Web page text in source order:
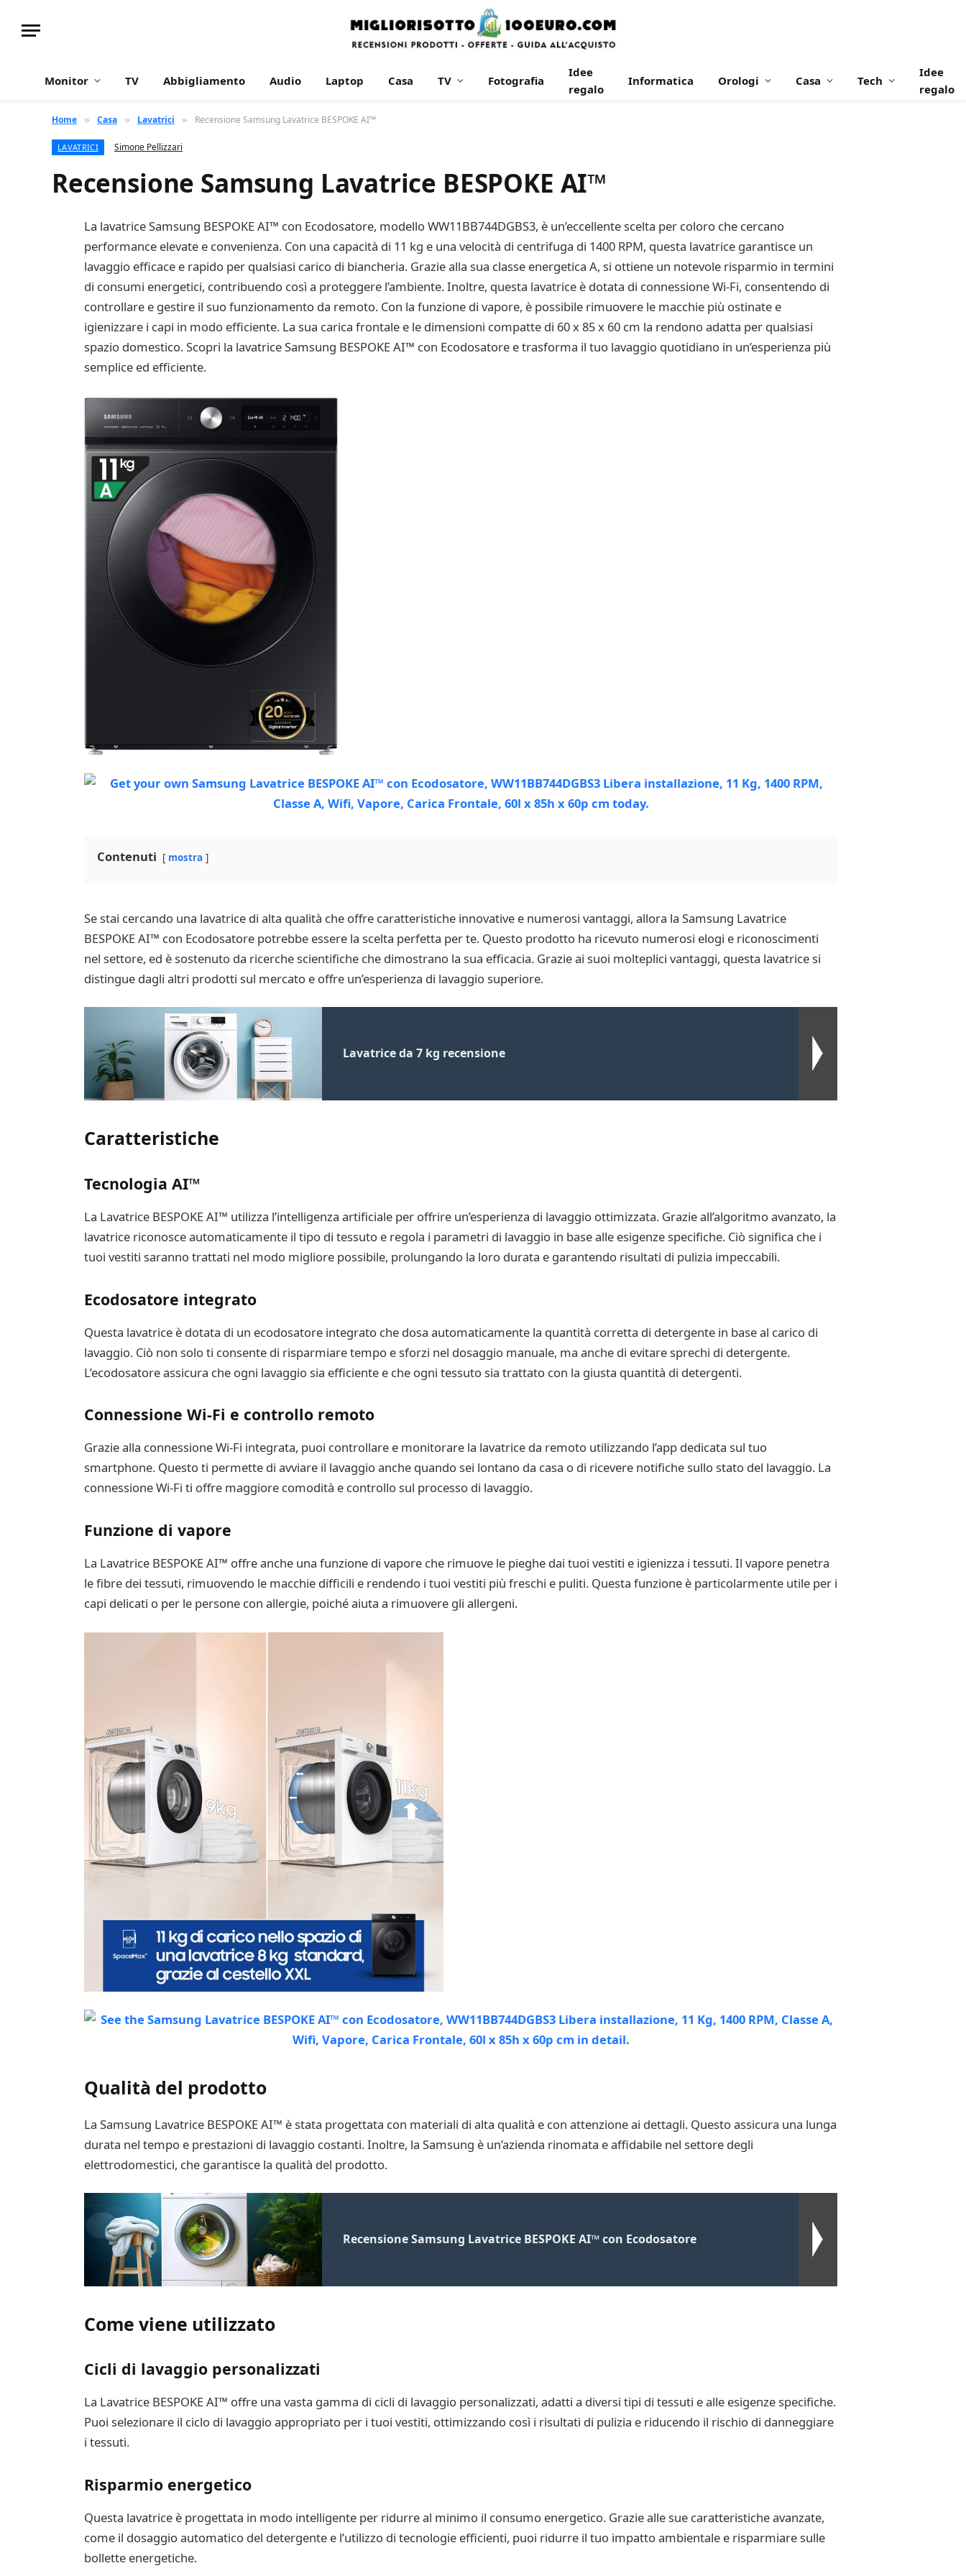
Monitor TV Abbigliamento Audio Laptop Casa TV Fotografia
Idee
regalo
Informatica Orologi Casa Tech
Idee
regalo
Home » Casa » Lavatrici » Recensione Samsung Lavatrice BESPOKE AI™
LAVATRICI Simone Pellizzari
Recensione Samsung Lavatrice BESPOKE AI™
La lavatrice Samsung BESPOKE AI™ con Ecodosatore, modello WW11BB744DGBS3, è un’eccellente scelta per coloro che cercano
performance elevate e convenienza. Con una capacità di 11 kg e una velocità di centrifuga di 1400 RPM, questa lavatrice garantisce un
lavaggio efficace e rapido per qualsiasi carico di biancheria. Grazie alla sua classe energetica A, si ottiene un notevole risparmio in termini
di consumi energetici, contribuendo così a proteggere l’ambiente. Inoltre, questa lavatrice è dotata di connessione Wi-Fi, consentendo di
controllare e gestire il suo funzionamento da remoto. Con la funzione di vapore, è possibile rimuovere le macchie più ostinate e
igienizzare i capi in modo efficiente. La sua carica frontale e le dimensioni compatte di 60 x 85 x 60 cm la rendono adatta per qualsiasi
spazio domestico. Scopri la lavatrice Samsung BESPOKE AI™ con Ecodosatore e trasforma il tuo lavaggio quotidiano in un’esperienza più
semplice ed efficiente.
Contenuti mostra
Se stai cercando una lavatrice di alta qualità che offre caratteristiche innovative e numerosi vantaggi, allora la Samsung Lavatrice
BESPOKE AI™ con Ecodosatore potrebbe essere la scelta perfetta per te. Questo prodotto ha ricevuto numerosi elogi e riconoscimenti
nel settore, ed è sostenuto da ricerche scientifiche che dimostrano la sua efficacia. Grazie ai suoi molteplici vantaggi, questa lavatrice si
distingue dagli altri prodotti sul mercato e offre un’esperienza di lavaggio superiore.
Lavatrice da 7 kg recensione
Caratteristiche
Tecnologia AI™
La Lavatrice BESPOKE AI™ utilizza l’intelligenza artificiale per offrire un’esperienza di lavaggio ottimizzata. Grazie all’algoritmo avanzato, la
lavatrice riconosce automaticamente il tipo di tessuto e regola i parametri di lavaggio in base alle esigenze specifiche. Ciò significa che i
tuoi vestiti saranno trattati nel modo migliore possibile, prolungando la loro durata e garantendo risultati di pulizia impeccabili.
Ecodosatore integrato
Questa lavatrice è dotata di un ecodosatore integrato che dosa automaticamente la quantità corretta di detergente in base al carico di
lavaggio. Ciò non solo ti consente di risparmiare tempo e sforzi nel dosaggio manuale, ma anche di evitare sprechi di detergente.
L’ecodosatore assicura che ogni lavaggio sia efficiente e che ogni tessuto sia trattato con la giusta quantità di detergenti.
Connessione Wi-Fi e controllo remoto
Grazie alla connessione Wi-Fi integrata, puoi controllare e monitorare la lavatrice da remoto utilizzando l’app dedicata sul tuo
smartphone. Questo ti permette di avviare il lavaggio anche quando sei lontano da casa o di ricevere notifiche sullo stato del lavaggio. La
connessione Wi-Fi ti offre maggiore comodità e controllo sul processo di lavaggio.
Funzione di vapore
La Lavatrice BESPOKE AI™ offre anche una funzione di vapore che rimuove le pieghe dai tuoi vestiti e igienizza i tessuti. Il vapore penetra
le fibre dei tessuti, rimuovendo le macchie difficili e rendendo i tuoi vestiti più freschi e puliti. Questa funzione è particolarmente utile per i
capi delicati o per le persone con allergie, poiché aiuta a rimuovere gli allergeni.
Qualità del prodotto
La Samsung Lavatrice BESPOKE AI™ è stata progettata con materiali di alta qualità e con attenzione ai dettagli. Questo assicura una lunga
durata nel tempo e prestazioni di lavaggio costanti. Inoltre, la Samsung è un’azienda rinomata e affidabile nel settore degli
elettrodomestici, che garantisce la qualità del prodotto.
Recensione Samsung Lavatrice BESPOKE AI™ con Ecodosatore
Come viene utilizzato
Cicli di lavaggio personalizzati
La Lavatrice BESPOKE AI™ offre una vasta gamma di cicli di lavaggio personalizzati, adatti a diversi tipi di tessuti e alle esigenze specifiche.
Puoi selezionare il ciclo di lavaggio appropriato per i tuoi vestiti, ottimizzando così i risultati di pulizia e riducendo il rischio di danneggiare
i tessuti.
Risparmio energetico
Questa lavatrice è progettata in modo intelligente per ridurre al minimo il consumo energetico. Grazie alle sue caratteristiche avanzate,
come il dosaggio automatico del detergente e l’utilizzo di tecnologie efficienti, puoi ridurre il tuo impatto ambientale e risparmiare sulle
bollette energetiche.